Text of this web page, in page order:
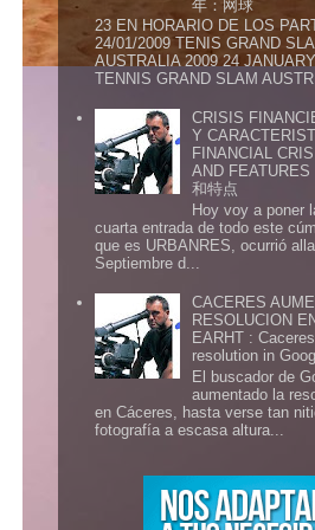
年：网球
23 EN HORARIO DE LOS
24/01/2009 TENIS GRAND
AUSTRALIA 2009 24
TENNIS GRAND SLAM
CRISIS
Y
FINANCIAL
AND
和特点
Hoy voy a poner
cuarta entrada de todo este
que es URBANRES, ocurrió
Septiembre d...
CACERES
RESOLUCION
EARHT :
resolution in
El buscador de
aumentado la
en Cáceres, hasta verse tan
fotografía a escasa altura...